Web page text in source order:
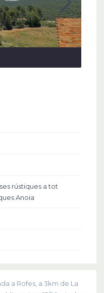
rústiques a tot
Anoia
a Rofes, a 3km de La